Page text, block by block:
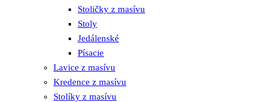
Stoličky z masívu
Stoly
Jedálenské
Písacie
Lavice z masívu
Kredence z masívu
Stolíky z masívu